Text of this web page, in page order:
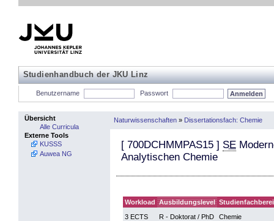
Studienhandbuch der JKU Linz
Benutzername Passwort
Übersicht
Alle Curricula
Externe Tools
KUSSS
Auwea NG
Naturwissenschaften » Dissertationsfach: Chemie
[ 700DCHMMPAS15 ] SE
Analytischen Chemie
Workload Ausbildungslevel
3 ECTS
R - Doktorat / PhD Chemie